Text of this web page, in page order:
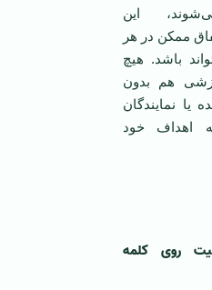
این
ممکن در هر
باشد. هیچ
هم بدون
یا نمایندگان
اهداف خود
روی کلمه